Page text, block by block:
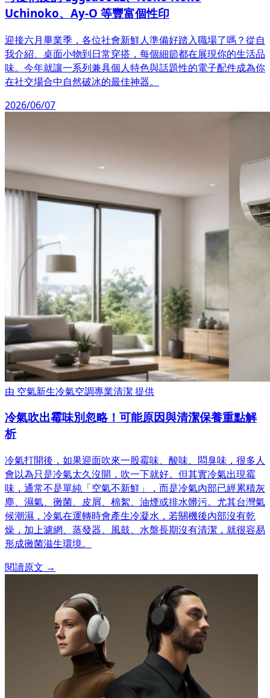
Uchinoko、Ay-O 等豐富個性印
迎接六月畢業季，各位社會新鮮人準備好踏入職場了嗎？從自
我介紹、桌面小物到日常穿搭，每個細節都在展現你的生活品
味。今年就讓一系列兼具個人特色與話題性的電子配件成為你
在社交場合中自然破冰的最佳神器。
2026/06/07
由 空氣新生冷氣空調專業清潔提供
冷氣吹出霉味別忽略！可能原因與清潔保養重點解
析
冷氣打開後，如果迎面吹來一股霉味、酸味、悶臭味，很多人
會以為只是冷氣太久沒開，吹一下就好。但其實冷氣出現霉
味，通常不是單純「空氣不新鮮」，而是冷氣內部已經累積灰
塵、濕氣、黴菌、皮屑、棉絮、油煙或排水髒污。尤其台灣氣
候潮濕，冷氣在運轉時會產生冷凝水，若關機後內部沒有乾
燥，加上濾網、蒸發器、風鼓、水盤長期沒有清潔，就很容易
形成黴菌滋生環境。
閱讀原文 →